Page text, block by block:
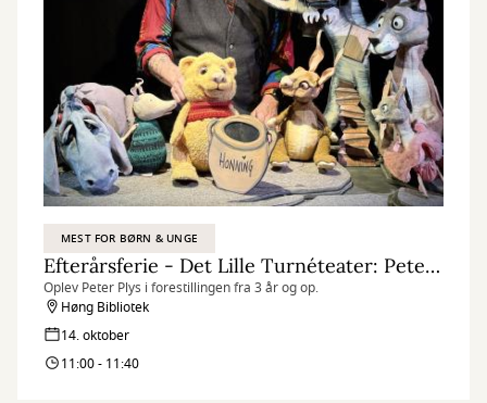
MEST FOR BØRN & UNGE
Efterårsferie - Det Lille Turnéteater: Peter Plys
Oplev Peter Plys i forestillingen fra 3 år og op.
Høng Bibliotek
14. oktober
11:00 - 11:40